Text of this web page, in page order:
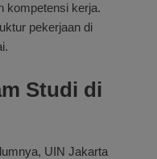
kompetensi kerja.
pekerjaan di
Studi di
UIN Jakarta